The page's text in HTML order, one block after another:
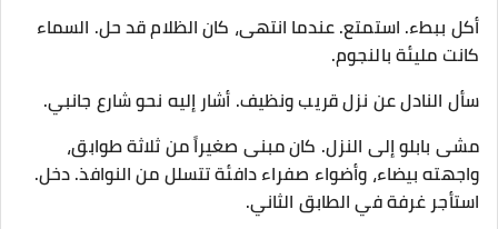
أكل ببطء. استمتع. عندما انتهى، كان الظلام قد حل. السماء
كانت مليئة بالنجوم.
سأل النادل عن نزل قريب ونظيف. أشار إليه نحو شارع جانبي.
مشى بابلو إلى النزل. كان مبنى صغيراً من ثلاثة طوابق،
واجهته بيضاء، وأضواء صفراء دافئة تتسلل من النوافذ. دخل.
استأجر غرفة في الطابق الثاني.